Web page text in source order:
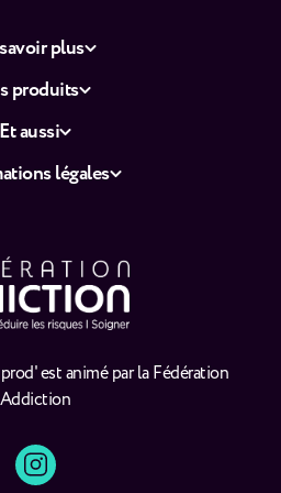
est animé par la Fédération
Addiction
plus
produits
Et aussi
légales